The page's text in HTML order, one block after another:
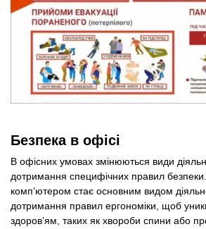
Безпека в офісі
В офісних умовах змінюються види
дотримання специфічних правил
комп’ютером стає основним видом
дотримання правил ергономіки, щоб
здоров’ям, таких як хвороби спини або